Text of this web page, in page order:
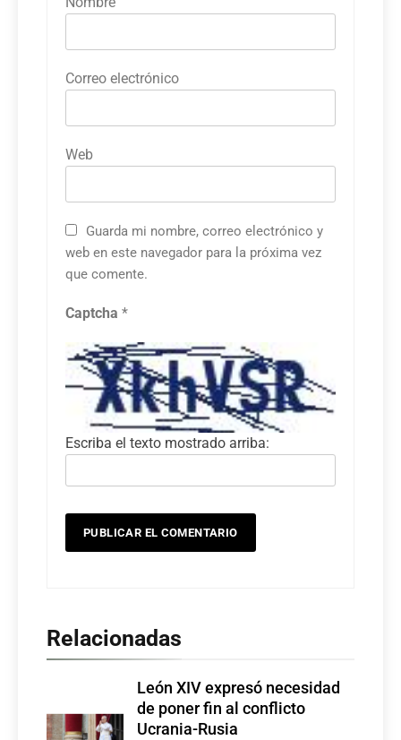
Correo electrónico
Web
Guarda mi nombre, correo electrónico y
web en este navegador para la próxima vez
que comente.
Captcha *
Escriba el texto mostrado arriba:
Relacionadas
León XIV expresó necesidad
de poner fin al conflicto
Ucrania-Rusia